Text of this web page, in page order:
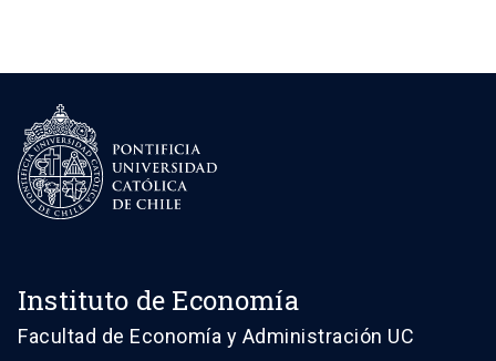
Instituto de Economía
Facultad de Economía y Administración UC